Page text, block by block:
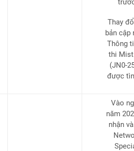
Thay
bản cập
Thông
thi
(JN0-
được
Vào
năm
nhận